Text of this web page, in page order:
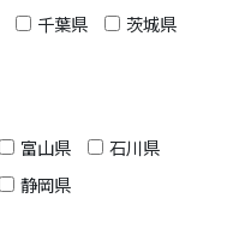
千葉県
茨城県
富山県
石川県
静岡県